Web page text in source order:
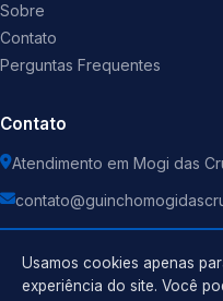
Sobre
Contato
Perguntas Frequentes
Contato
Atendimento em Mogi das
Usamos cookies apenas
experiência do site. Você